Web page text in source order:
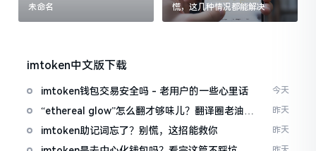
未命名
慌，这几种情况都能解决
imtoken中文版下载
imtoken钱包交易安全吗 - 老用户的一些心里话 今天
“ethereal glow”怎么翻才够味儿？翻译圈老油条
的私房话
昨天
imtoken助记词忘了？别慌，这招能救你 昨天